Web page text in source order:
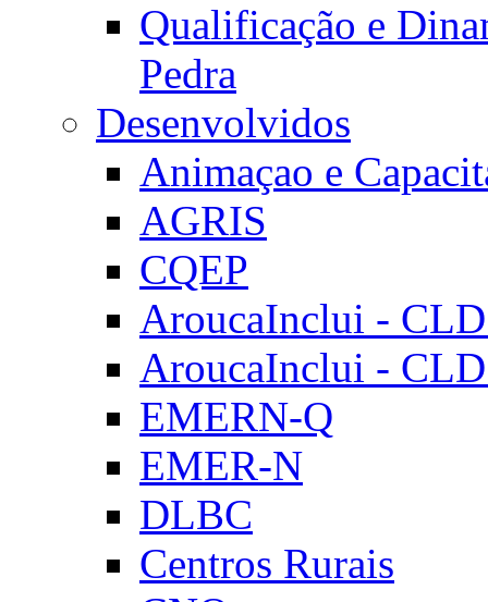
Qualificação e
Pedra
Desenvolvidos
Animaçao e
AGRIS
CQEP
AroucaInclui -
AroucaInclui -
EMERN-Q
EMER-N
DLBC
Centros Rurais